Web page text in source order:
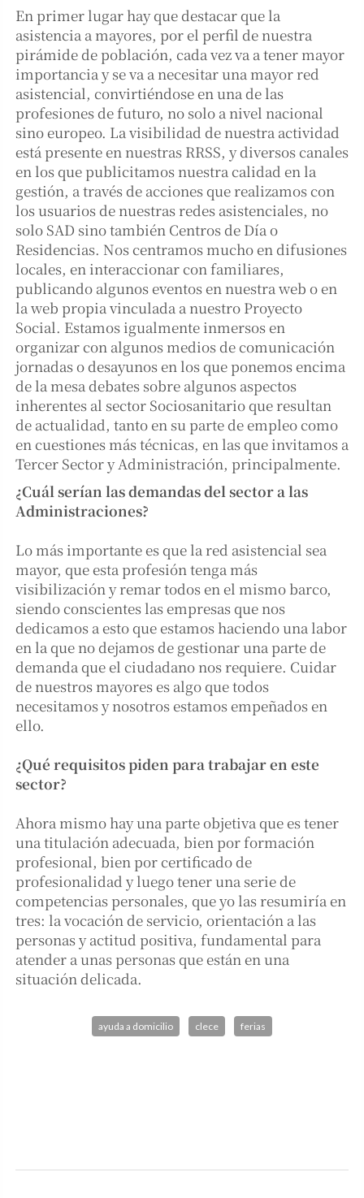
En primer lugar hay que destacar que la
asistencia a mayores, por el perfil de nuestra
pirámide de población, cada vez va a tener mayor
importancia y se va a necesitar una mayor red
asistencial, convirtiéndose en una de las
profesiones de futuro, no solo a nivel nacional
sino europeo. La visibilidad de nuestra actividad
está presente en nuestras RRSS, y diversos canales
en los que publicitamos nuestra calidad en la
gestión, a través de acciones que realizamos con
los usuarios de nuestras redes asistenciales, no
solo SAD sino también Centros de Día o
Residencias. Nos centramos mucho en difusiones
locales, en interaccionar con familiares,
publicando algunos eventos en nuestra web o en
la web propia vinculada a nuestro Proyecto
Social. Estamos igualmente inmersos en
organizar con algunos medios de comunicación
jornadas o desayunos en los que ponemos encima
de la mesa debates sobre algunos aspectos
inherentes al sector Sociosanitario que resultan
de actualidad, tanto en su parte de empleo como
en cuestiones más técnicas, en las que invitamos a
Tercer Sector y Administración, principalmente.
¿Cuál serían las demandas del sector a las
Administraciones?
Lo más importante es que la red asistencial sea
mayor, que esta profesión tenga más
visibilización y remar todos en el mismo barco,
siendo conscientes las empresas que nos
dedicamos a esto que estamos haciendo una labor
en la que no dejamos de gestionar una parte de
demanda que el ciudadano nos requiere. Cuidar
de nuestros mayores es algo que todos
necesitamos y nosotros estamos empeñados en
ello.
¿Qué requisitos piden para trabajar en este
sector?
Ahora mismo hay una parte objetiva que es tener
una titulación adecuada, bien por formación
profesional, bien por certificado de
profesionalidad y luego tener una serie de
competencias personales, que yo las resumiría en
tres: la vocación de servicio, orientación a las
personas y actitud positiva, fundamental para
atender a unas personas que están en una
situación delicada.
ayuda a domicilio clece ferias